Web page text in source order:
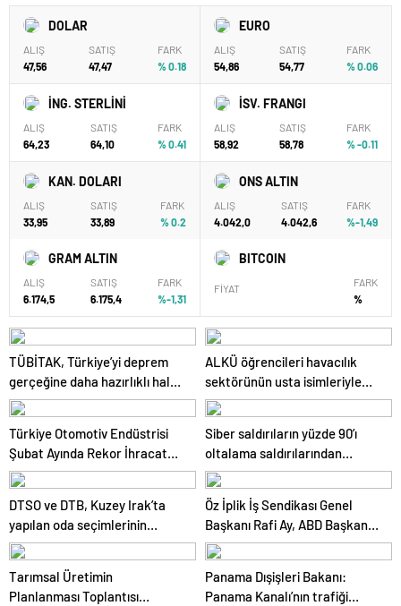
DOLAR
ALIŞ
47,56
SATIŞ
47,47
FARK
% 0.18
EURO
ALIŞ
54,86
SATIŞ
54,77
FARK
% 0.06
İNG. STERLİNİ
ALIŞ
64,23
SATIŞ
64,10
FARK
% 0.41
İSV. FRANGI
ALIŞ
58,92
SATIŞ
58,78
FARK
% -0.11
KAN. DOLARI
ALIŞ
33,95
SATIŞ
33,89
FARK
% 0.2
ONS ALTIN
ALIŞ
4.042,0
SATIŞ
4.042,6
FARK
%-1,49
GRAM ALTIN
ALIŞ
6.174,5
SATIŞ
6.175,4
FARK
%-1,31
BITCOIN
FİYAT
FARK
%
TÜBİTAK, Türkiye’yi deprem
gerçeğine daha hazırlıklı hale
getiriyor
ALKÜ öğrencileri havacılık
sektörünün usta isimleriyle
buluştu
Türkiye Otomotiv Endüstrisi
Şubat Ayında Rekor İhracat
Yaptı
Siber saldırıların yüzde 90’ı
oltalama saldırılarından
oluşuyor
DTSO ve DTB, Kuzey Irak’ta
yapılan oda seçimlerinin
ardından işbirliklerini
güçlendirmek için ziyaretler
gerçekleştirdi
Öz İplik İş Sendikası Genel
Başkanı Rafi Ay, ABD Başkanı
Joe Biden’ın Özel Danışmanı ile
görüştü
Tarımsal Üretimin
Planlanması Toplantısı
Panama Dışişleri Bakanı:
Panama Kanalı’nın trafiği